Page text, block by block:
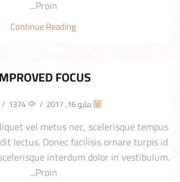
Proin...
Continue Reading
FOCUS
مايو 16, 2017 /
1374
/
vel metus nec, scelerisque tempus
lectus. Donec facilisis ornare turpis id
interdum dolor in vestibulum.
Proin...